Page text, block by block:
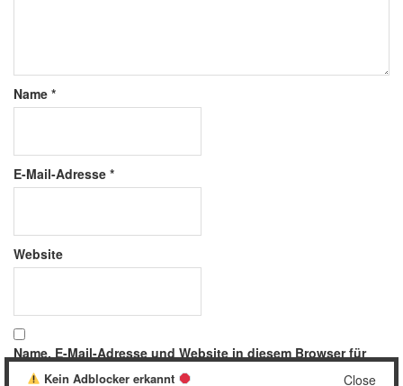
Name *
E-Mail-Adresse *
Website
Name, E-Mail-Adresse und Website in diesem Browser für
meinen nächsten Kommentar speichern.
Close
Kein Adblocker erkannt